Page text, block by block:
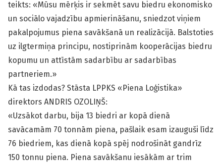
teikts: «Mūsu mērķis ir sekmēt savu biedru ekonomisko
un sociālo vajadzību apmierināšanu, sniedzot viņiem
pakalpojumus piena savākšanā un realizācijā. Balstoties
uz ilgtermiņa principu, nostiprinām kooperācijas biedru
kopumu un attīstām sadarbību ar sadarbības
partneriem.»
Kā tas izdodas? Stāsta LPPKS «Piena Loģistika»
direktors ANDRIS OZOLIŅŠ:
«Uzsākot darbu, bija 13 biedri ar kopā dienā
savācamām 70 tonnām piena, pašlaik esam izauguši līdz
76 biedriem, kas dienā kopā spēj nodrošināt gandrīz
150 tonnu piena. Piena savākšanu iesākām ar trim